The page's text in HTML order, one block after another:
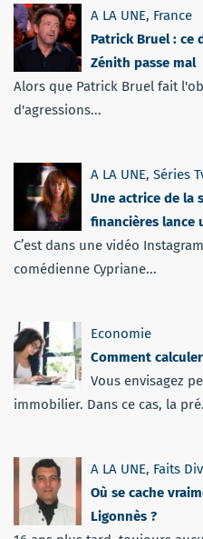
A LA UNE, France
Patrick Bruel : ce
Zénith passe mal
Alors que Patrick Bruel fait
d'agressions...
A LA UNE, Séries
Une actrice de la
financières lance
C’est dans une vidéo
comédienne Cypriane...
Economie
Comment
Vous envisagez
immobilier. Dans ce cas, la
A LA UNE, Faits
Où se cache
Ligonnès ?